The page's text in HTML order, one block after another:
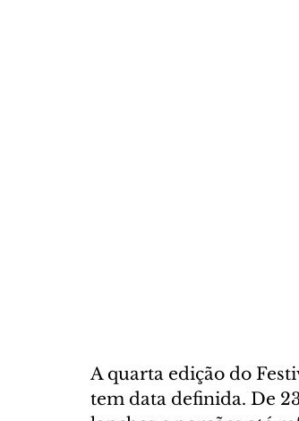
A quarta edição do
tem data definida. De